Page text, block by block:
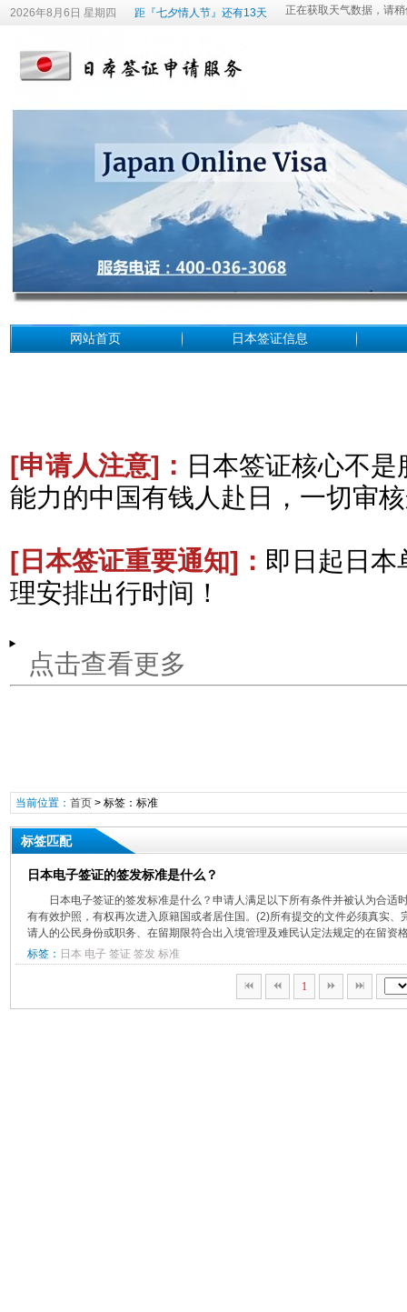
2026年8月6日 星期四 距『七夕情人节』还有13天
网站首页 日本签证信息
[申请人注意]： 日本签证核心不
能力的中国有钱人赴日，一切审
[日本签证重要通知]： 即日起日本
理安排出行时间！
点击查看更多
当前位置： 首页> 标签：标准
标签匹配
日本电子签证的签发标准是什么？
日本电子签证的签发标准是什么？申请人满足以下所有条件并被认为合适
有有效护照，有权再次进入原籍国或者居住国。(2)所有提交的文件必须真实
请人的公民身份或职务、在留期限符合出入境管理及难民认定法规定的在留资
标签： 日本 电子 签证 签发 标准
1